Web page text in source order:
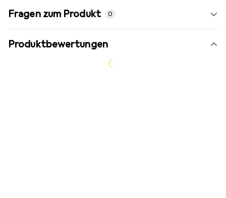
Fragen zum Produkt 0
Produktbewertungen